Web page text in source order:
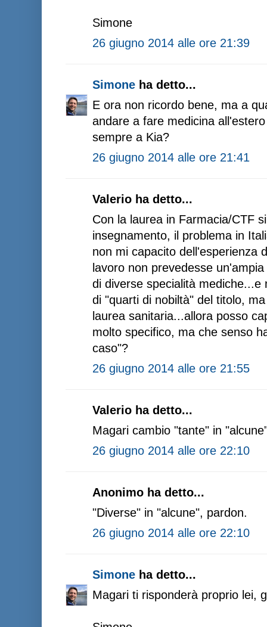
Simone
26 giugno 2014 alle ore 21:39
Simone ha detto...
E ora non ricordo bene, ma a
andare a fare medicina
sempre a Kia?
26 giugno 2014 alle ore 21:41
Valerio ha detto...
Con la laurea in Farmacia/CTF
insegnamento, il problema in
non mi capacito dell'esperienza
lavoro non prevedesse
di diverse specialità
di "quarti di nobiltà" del titolo,
laurea sanitaria...allora posso
molto specifico, ma che senso
caso"?
26 giugno 2014 alle ore 21:55
Valerio ha detto...
Magari cambio "tante" in
26 giugno 2014 alle ore 22:10
Anonimo ha detto...
"Diverse" in "alcune", pardon.
26 giugno 2014 alle ore 22:10
Simone ha detto...
Magari ti risponderà proprio lei,